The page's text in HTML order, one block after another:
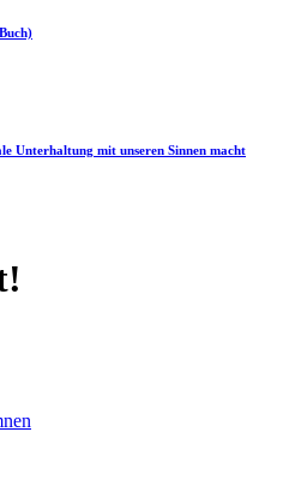
Unterhaltung mit unseren Sinnen macht